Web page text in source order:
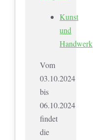
Kunst
und
Handwerk
Vom
03.10.2024
bis
06.10.2024
findet
die